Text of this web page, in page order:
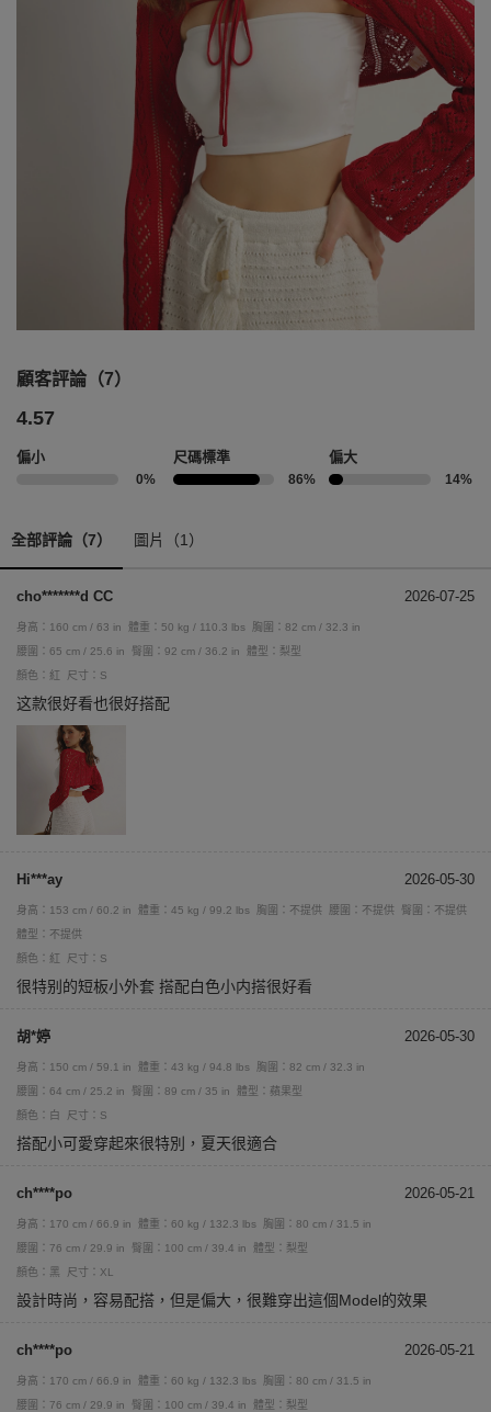
顧客評論（7）
4.57
偏小
0%
尺碼標準
86%
偏大
14%
全部評論（7） 圖片（1）
cho*******d CC 2026-07-25
身高：160 cm / 63 in 體重：50 kg / 110.3 lbs
胸圍：82 cm / 32.3 in
腰圍：65 cm / 25.6 in
臀圍：92 cm / 36.2 in
體型：梨型
顏色：紅
尺寸：S
这款很好看也很好搭配
Hi***ay 2026-05-30
身高：153 cm / 60.2 in 體重：45 kg / 99.2 lbs 胸圍：不提供 腰圍：不提供
臀圍：不提供
體型：不提供
顏色：紅
尺寸：S
很特别的短板小外套 搭配白色小内搭很好看
胡*婷 2026-05-30
身高：150 cm / 59.1 in 體重：43 kg / 94.8 lbs
胸圍：82 cm / 32.3 in
腰圍：64 cm / 25.2 in
臀圍：89 cm / 35 in
體型：蘋果型
顏色：白
尺寸：S
搭配小可愛穿起來很特別，夏天很適合
ch****po 2026-05-21
身高：170 cm / 66.9 in 體重：60 kg / 132.3 lbs
胸圍：80 cm / 31.5 in
腰圍：76 cm / 29.9 in
臀圍：100 cm / 39.4 in
體型：梨型
顏色：黑
尺寸：XL
設計時尚，容易配搭，但是偏大，很難穿出這個Model的效果
ch****po 2026-05-21
身高：170 cm / 66.9 in 體重：60 kg / 132.3 lbs
胸圍：80 cm / 31.5 in
腰圍：76 cm / 29.9 in
臀圍：100 cm / 39.4 in
體型：梨型